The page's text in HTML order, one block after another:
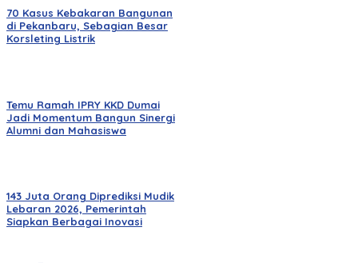
70 Kasus Kebakaran Bangunan
di Pekanbaru, Sebagian Besar
Korsleting Listrik
Temu Ramah IPRY KKD Dumai
Jadi Momentum Bangun Sinergi
Alumni dan Mahasiswa
143 Juta Orang Diprediksi Mudik
Lebaran 2026, Pemerintah
Siapkan Berbagai Inovasi